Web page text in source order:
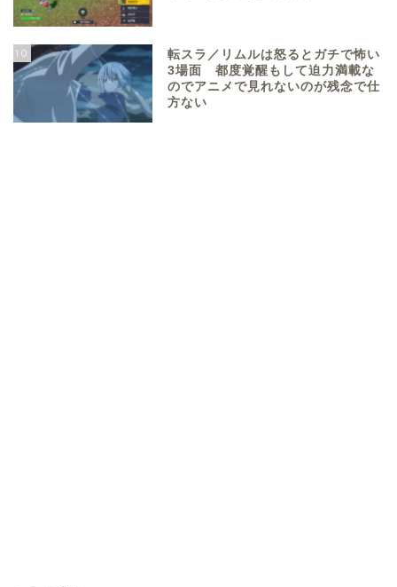
10
転スラ／リムルは怒るとガチで怖い
3場面 都度覚醒もして迫力満載な
のでアニメで見れないのが残念で仕
方ない